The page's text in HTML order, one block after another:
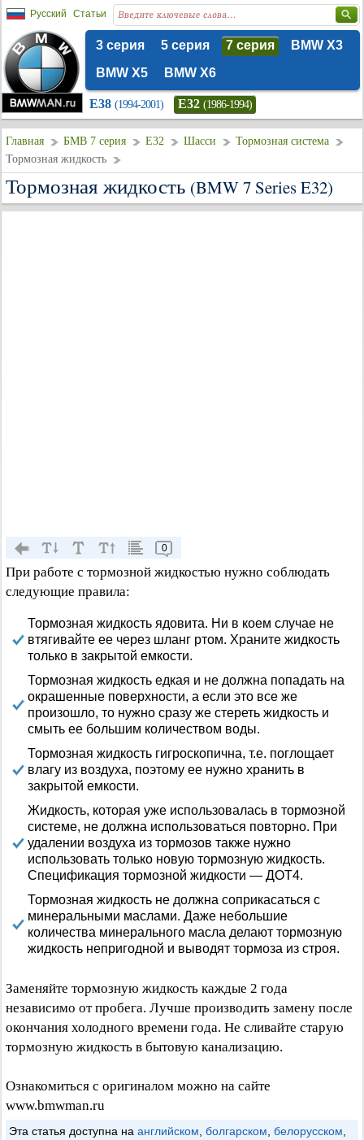
Русский Статьи
3 серия 5 серия 7 серия
BMW X3
BMW X5
BMW X6
E38 (1994-2001) E32 (1986-1994)
Главная БМВ 7 серия E32 Шасси
Тормозная система
Тормозная жидкость
Тормозная жидкость (BMW 7 Series E32)
0
При работе с тормозной жидкостью нужно соблюдать
следующие правила:
Тормозная жидкость ядовита. Ни в коем случае не
втягивайте ее через шланг ртом. Храните жидкость
только в закрытой емкости.
Тормозная жидкость едкая и не должна попадать на
окрашенные поверхности, а если это все же
произошло, то нужно сразу же стереть жидкость и
смыть ее большим количеством воды.
Тормозная жидкость гигроскопична, т.е. поглощает
влагу из воздуха, поэтому ее нужно хранить в
закрытой емкости.
Жидкость, которая уже использовалась в тормозной
системе, не должна использоваться повторно. При
удалении воздуха из тормозов также нужно
использовать только новую тормозную жидкость.
Спецификация тормозной жидкости — ДОТ4.
Тормозная жидкость не должна соприкасаться с
минеральными маслами. Даже небольшие
количества минерального масла делают тормозную
жидкость непригодной и выводят тормоза из строя.
Заменяйте тормозную жидкость каждые 2 года
независимо от пробега. Лучше производить замену после
окончания холодного времени года. Не сливайте старую
тормозную жидкость в бытовую канализацию.
Ознакомиться с оригиналом можно на сайте
www.bmwman.ru
Эта статья доступна на английском болгарском белорусском